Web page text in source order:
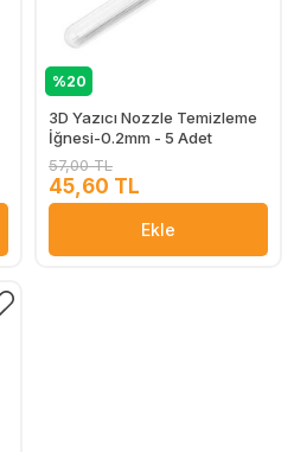
%20
3D Yazıcı Nozzle Temizleme
İğnesi-0.2mm - 5 Adet
57,00 TL
45,60 TL
Ekle